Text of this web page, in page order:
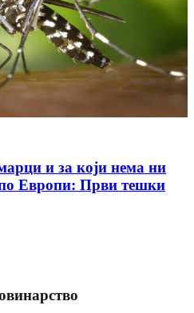
и за који нема ни
Европи: Први тешки